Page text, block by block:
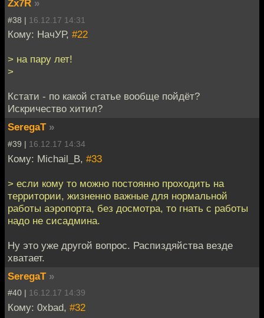
Zx7R »
#38 | 16.12.17 14:31
Кому: НачУР, #22
> на пару лет!
>
Кстати - по какой статье вообще пойдёт?
Искричество хитил?
SeregaT »
#39 | 16.12.17 14:34
Кому: Michail_B, #33
> если кому то можно постоянно проходить на
территории, жизненно важные для нормальной
работы аэропорта, без досмотра, то гнать с работы
надо не сисадмина.
Ну это уже другой вопрос. Распиздяйства везде
хватает.
SeregaT »
#40 | 16.12.17 14:39
Кому: 0xbad, #32